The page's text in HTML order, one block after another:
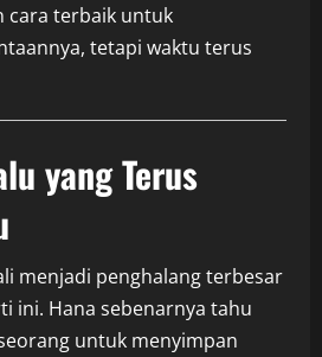
cara terbaik untuk
tetapi waktu terus
yang Terus
menjadi penghalang terbesar
ini. Hana sebenarnya tahu
untuk menyimpan